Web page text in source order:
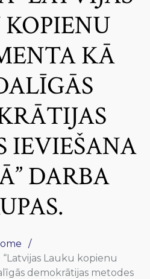
KĀ
IEVIEŠANA
DARBA
Lauku kopienu
demokrātijas metodes